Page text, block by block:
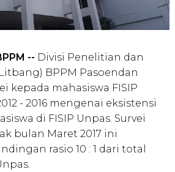
-- Divisi Penelitian dan
BPPM Pasoendan
kepada mahasiswa FISIP
- 2016 mengenai eksistensi
di FISIP Unpas. Survei
bulan Maret 2017 ini
rasio 10 : 1 dari total